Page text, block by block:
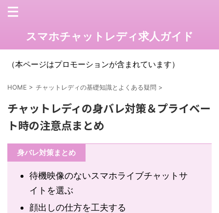
スマホチャットレディ求人ガイド
（本ページはプロモーションが含まれています）
HOME > チャットレディの基礎知識とよくある疑問 >
チャットレディの身バレ対策＆プライベー
ト時の注意点まとめ
身バレ対策まとめ
待機映像のないスマホライブチャットサ
イトを選ぶ
顔出しの仕方を工夫する